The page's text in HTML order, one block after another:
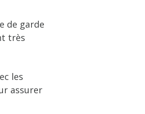
de garde
très
les
assurer